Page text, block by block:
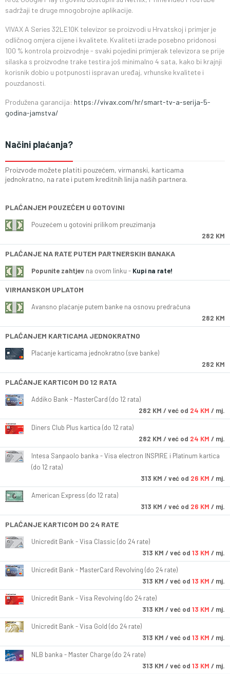
sadržaji te druge mnogobrojne aplikacije.
VIVAX A Series 32LE10K televizor se proizvodi u Hrvatskoj i primjer je
odličnog omjera cijene i kvalitete. Kvaliteti izrade posebno pridonosi
100 % kontrola proizvodnje - svaki pojedini primjerak televizora se prije
silaska s proizvodne trake testira još minimalno 4 sata, kako bi krajnji
korisnik dobio u potpunosti ispravan uređaj, vrhunske kvalitete i
pouzdanosti.
Produžena garancija: https://vivax.com/hr/smart-tv-a-serija-5-
godina-jamstva/
Načini plaćanja?
Proizvode možete platiti pouzećem, virmanski, karticama
jednokratno, na rate i putem kreditnih linija naših partnera.
PLAĆANJEM POUZEĆEM U GOTOVINI
Pouzećem u gotovini prilikom preuzimanja
282 KM
PLAĆANJE NA RATE PUTEM PARTNERSKIH BANAKA
Popunite zahtjev na ovom linku - Kupi na rate!
VIRMANSKOM UPLATOM
Avansno plaćanje putem banke na osnovu predračuna
282 KM
PLAĆANJEM KARTICAMA JEDNOKRATNO
Plaćanje karticama jednokratno (sve banke)
282 KM
PLAĆANJE KARTICOM DO 12 RATA
Addiko Bank - MasterCard (do 12 rata)
282 KM / već od 24 KM / mj.
Diners Club Plus kartica (do 12 rata)
282 KM / već od 24 KM / mj.
Intesa Sanpaolo banka - Visa electron INSPIRE i Platinum kartica
(do 12 rata)
313 KM / već od 26 KM / mj.
American Express (do 12 rata)
313 KM / već od 26 KM / mj.
PLAĆANJE KARTICOM DO 24 RATE
Unicredit Bank - Visa Classic (do 24 rate)
313 KM / već od 13 KM / mj.
Unicredit Bank - MasterCard Revolving (do 24 rate)
313 KM / već od 13 KM / mj.
Unicredit Bank - Visa Revolving (do 24 rate)
313 KM / već od 13 KM / mj.
Unicredit Bank - Visa Gold (do 24 rate)
313 KM / već od 13 KM / mj.
NLB banka - Master Charge (do 24 rate)
313 KM / već od 13 KM / mj.